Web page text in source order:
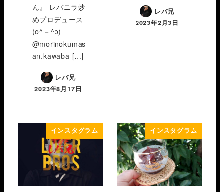
ん』 レバニラ炒
めプロデュース
(o^－^o)
@morinokumas
an.kawaba […]
レバ兄
2023年8月17日
レバ兄
2023年2月3日
インスタグラム インスタグラム